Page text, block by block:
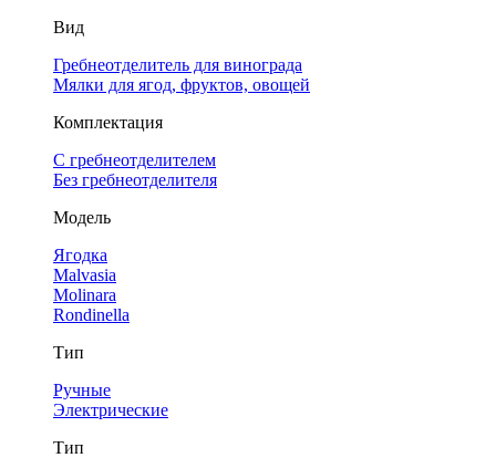
Вид
Гребнеотделитель для винограда
Мялки для ягод, фруктов, овощей
Комплектация
С гребнеотделителем
Без гребнеотделителя
Модель
Ягодка
Malvasia
Molinara
Rondinella
Тип
Ручные
Электрические
Тип